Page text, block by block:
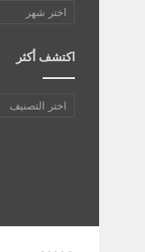
أرشيف
اكتشف أكثر
اكتشف